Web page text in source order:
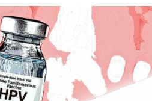
22-
ÅRING,
STÄMNINGSANSÖKAN